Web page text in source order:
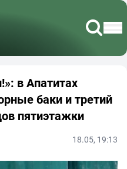
в Апатитах
баки и третий
пятиэтажки
18.05, 19:13